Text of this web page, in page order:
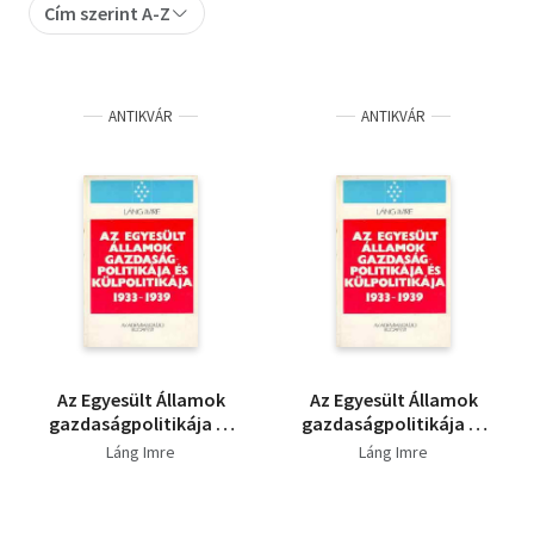
Gyermek- és ifjúsági
Művészet
Szakkönyv
Szótár, nyelvkönyv
Tankönyv, segédkönyv
Társadalomtudomány
Természettudomány
Cím szerint A-Z
ANTIKVÁR
Az Egyesült Államok
gazdaságpolitikája és
külpolitikája 1933-
Láng Imre
ANTIKVÁR
Az Egyesült Államok
gazdaságpolitikája és
külpolitikája 1933-
Láng Imre